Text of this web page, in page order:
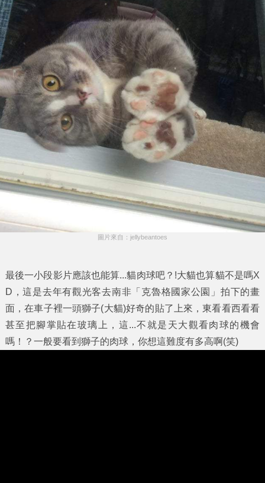
圖片來自：jellybeantoes
最後一小段影片應該也能算...貓肉球吧？!大貓也算貓不是嗎X
D，這是去年有觀光客去南非「克魯格國家公園」拍下的畫
面，在車子裡一頭獅子(大貓)好奇的貼了上來，東看看西看看
甚至把腳掌貼在玻璃上，這...不就是天大觀看肉球的機會
嗎！？一般要看到獅子的肉球，你想這難度有多高啊(笑)